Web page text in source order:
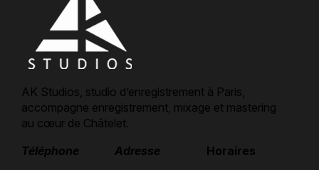
AK Studios, studio d’enregistrement à Paris,
accompagne enregistrement, mixage et mastering
au cœur de Châtelet.
Téléphone
Adresse
Horaires